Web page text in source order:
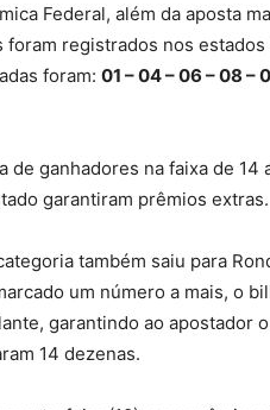
Federal, além da aposta
registrados nos estados
foram: 01 – 04 – 06 – 08 –
ganhadores na faixa de 14
garantiram prêmios extras.
também saiu para
um número a mais, o
garantindo ao apostador
14 dezenas.